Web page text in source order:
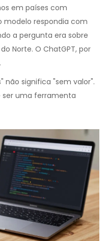
em países com
modelo respondia com
a pergunta era sobre
Norte. O ChatGPT, por
não significa "sem valor".
ser uma ferramenta